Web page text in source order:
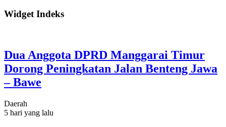
Widget Indeks
Dua Anggota DPRD Manggarai Timur
Dorong Peningkatan Jalan Benteng Jawa
– Bawe
Daerah
5 hari yang lalu